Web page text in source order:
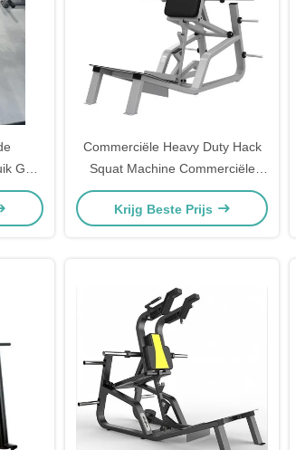
Gym
Commerciële Heavy Duty Hack
Squat Machine Commerciële
Krachttraining Gym Apparatuur
Onderlichaam Been Workout
Krijg Beste Prijs